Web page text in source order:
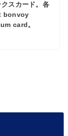
スカード。各
bonvoy
card。